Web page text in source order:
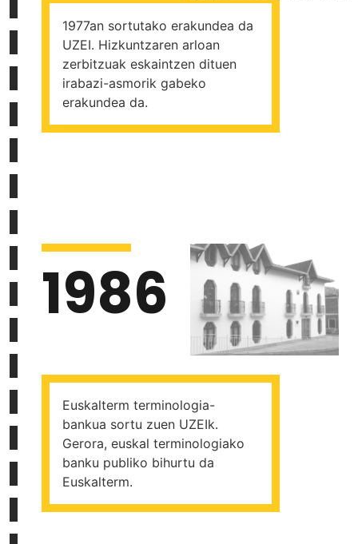
1977an sortutako erakundea da
UZEI. Hizkuntzaren arloan
zerbitzuak eskaintzen dituen
irabazi-asmorik gabeko
erakundea da.
1986
Euskalterm terminologia-
bankua sortu zuen UZEIk.
Gerora, euskal terminologiako
banku publiko bihurtu da
Euskalterm.